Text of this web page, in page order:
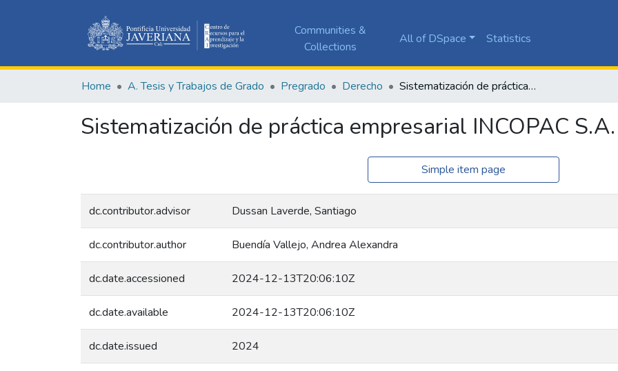
Communities &
Collections
All of DSpace Statistics
Home A. Tesis y Trabajos de Grado Pregrado Derecho Sistematización de práctica empresarial INCOPAC S.A.
Sistematización de práctica empresarial INCOPAC S.A.
Simple item page
dc.contributor.advisor Dussan Laverde, Santiago
dc.contributor.author Buendía Vallejo, Andrea Alexandra
dc.date.accessioned 2024-12-13T20:06:10Z
dc.date.available 2024-12-13T20:06:10Z
dc.date.issued 2024